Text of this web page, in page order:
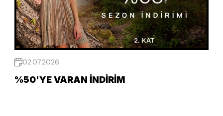
02.07.2026
%50'YE VARAN İNDIRIM